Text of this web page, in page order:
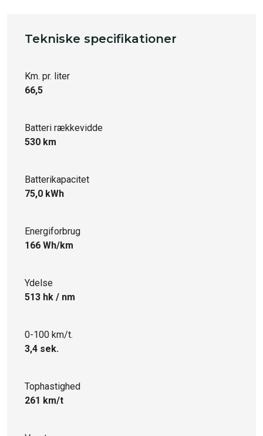
Tekniske specifikationer
Km. pr. liter
66,5
Batteri rækkevidde
530 km
Batterikapacitet
75,0 kWh
Energiforbrug
166 Wh/km
Ydelse
513 hk / nm
0-100 km/t.
3,4 sek.
Tophastighed
261 km/t